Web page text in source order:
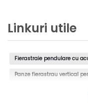
Linkuri utile
Fierastraie pendulare cu
Panze fierastrau vertical